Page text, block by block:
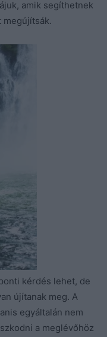
amik segíthetnek
megújítsák.
kérdés lehet, de
újítanak meg. A
egyáltalán nem
a meglévőhöz